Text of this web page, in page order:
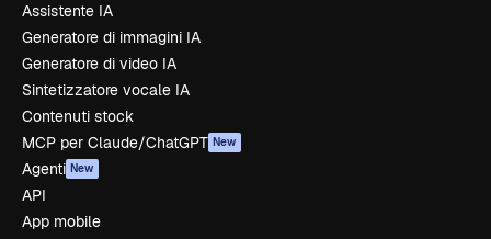
Assistente IA
Generatore di immagini IA
Generatore di video IA
Sintetizzatore vocale IA
Contenuti stock
MCP per Claude/ChatGPT New
Agenti New
API
App mobile